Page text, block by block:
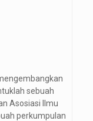
sebuah
Asosiasi Ilmu
perkumpulan